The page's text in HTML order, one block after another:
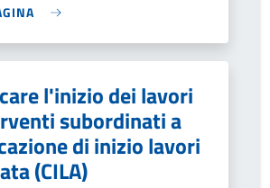
l'inizio dei lavori
subordinati a
di inizio lavori
(CILA)